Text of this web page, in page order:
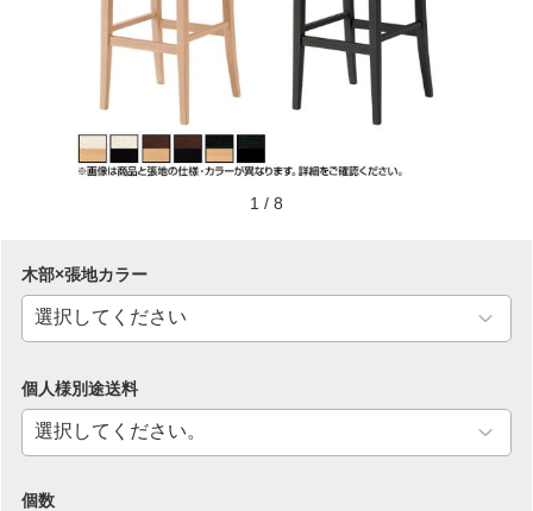
1 / 8
木部×張地カラー
個人様別途送料
個数